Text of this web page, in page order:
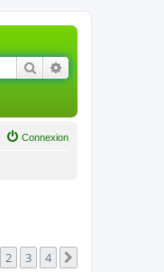
Rechercher
Connexion
2 3 4